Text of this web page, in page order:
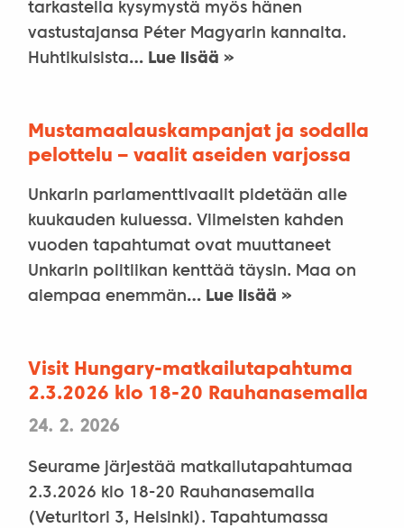
tarkastella kysymystä myös hänen
vastustajansa Péter Magyarin kannalta.
Huhtikuisista… Lue lisää »
Mustamaalauskampanjat ja sodalla
pelottelu – vaalit aseiden varjossa
Unkarin parlamenttivaalit pidetään alle
kuukauden kuluessa. Viimeisten kahden
vuoden tapahtumat ovat muuttaneet
Unkarin politiikan kenttää täysin. Maa on
aiempaa enemmän… Lue lisää »
Visit Hungary-matkailutapahtuma
2.3.2026 klo 18-20 Rauhanasemalla
24. 2. 2026
Seurame järjestää matkailutapahtumaa
2.3.2026 klo 18-20 Rauhanasemalla
(Veturitori 3, Helsinki). Tapahtumassa